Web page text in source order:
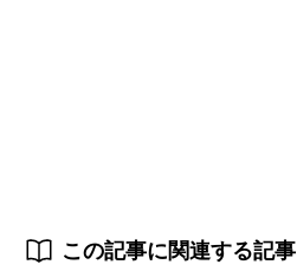
この記事に関連する記事